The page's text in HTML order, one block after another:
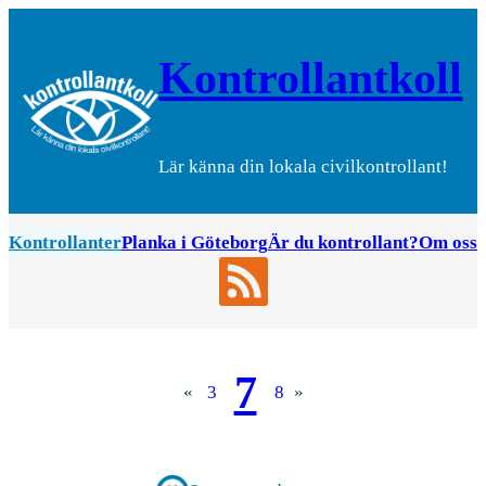
innehåll
Kontrollantkoll
Lär känna din lokala civilkontrollant!
KontrollanterPlanka i GöteborgÄr du kontrollant?Om oss
« 3 7 8 »